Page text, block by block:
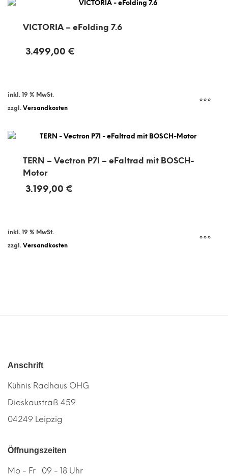
VICTORIA – eFolding 7.6
3.499,00 €
inkl. 19 % MwSt.
zzgl. Versandkosten
TERN – Vectron P7I – eFaltrad mit BOSCH-
Motor
3.199,00 €
inkl. 19 % MwSt.
zzgl. Versandkosten
Anschrift
Kühnis Radhaus OHG
Dieskaustraß 459
04249 Leipzig
Öffnungszeiten
Mo - Fr 09 - 18 Uhr